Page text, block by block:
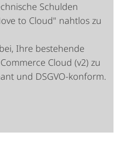
Schulden
to Cloud" nahtlos zu
Ihre bestehende
Cloud (v2) zu
und DSGVO-konform.